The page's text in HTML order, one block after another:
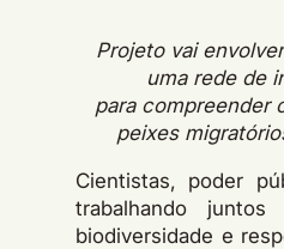
Projeto vai
uma rede de
para compreender
peixes
Cientistas, poder
trabalhando
biodiversidade e